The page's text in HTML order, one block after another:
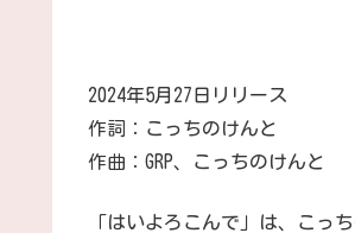
2024年5月27日リリース
作詞：こっちのけんと
作曲：GRP、こっちのけんと
「はいよろこんで」は、こっ